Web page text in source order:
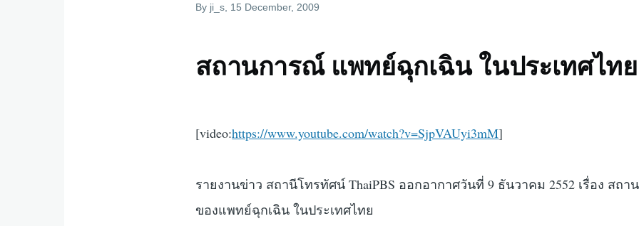
By ji_s , 15 December, 2009
สถานการณ์ แพทย์ฉุกเฉิน ในประเทศไทย
[video:https://www.youtube.com/watch?v=SjpVAUyi3mM]
รายงานข่าว สถานีโทรทัศน์ ThaiPBS ออกอากาศวันที่ 9 ธันวาคม 2552 เรื่อง สถ
ของแพทย์ฉุกเฉิน ในประเทศไทย